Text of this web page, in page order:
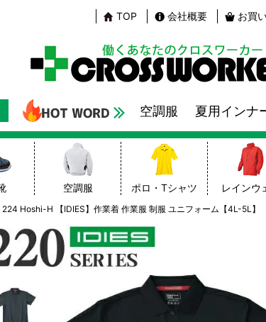
TOP 会社概要 お買
空調服 夏用インナ
空調服 ポロ・Tシャツ レインウ
Hoshi-H 【IDIES】作業着 作業服 制服 ユニフォーム【4L-5L】